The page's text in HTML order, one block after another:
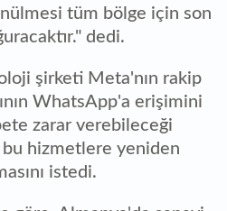
tüm bölge için son
dedi.
şirketi Meta'nın rakip
WhatsApp'a erişimini
zarar verebileceği
hizmetlere yeniden
istedi.